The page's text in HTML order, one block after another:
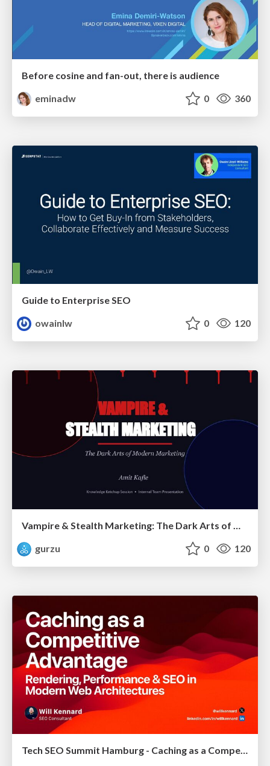
Before cosine and fan-out, there is audience
eminadw
0 360
Guide to Enterprise SEO
owainlw
0 120
gurzu
0 120
Tech SEO Summit Hamburg - Caching as a Competitive Advantage